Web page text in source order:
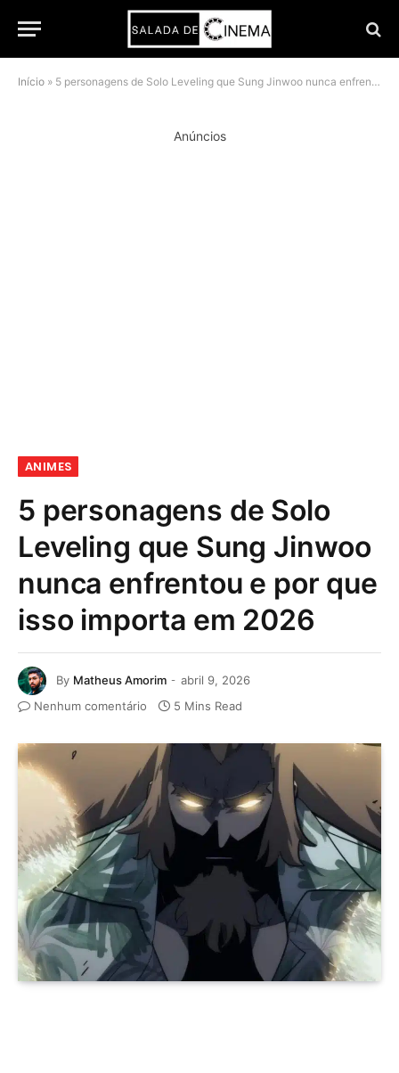
Início » 5 personagens de Solo Leveling que Sung Jinwoo nunca enfrentou e por que isso importa em 2026
Anúncios
ANIMES
5 personagens de Solo
Leveling que Sung Jinwoo
nunca enfrentou e por que
isso importa em 2026
By Matheus Amorim
abril 9, 2026
Nenhum comentário
5 Mins Read